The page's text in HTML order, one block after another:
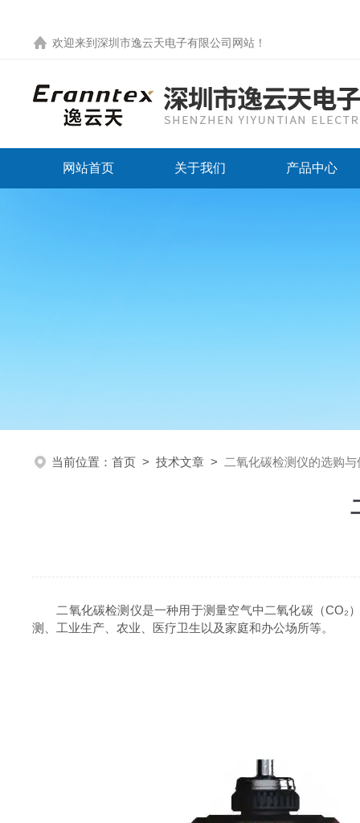
欢迎来到 深圳市逸云天电子有限公司网站 ！
网站首页 关于我们 产品中心
当前位置： 首页 > 技术文章 > 二氧化碳检测仪的选购
二氧化碳检测仪是一种用于测量空气中二氧化碳（CO₂
测、工业生产、农业、医疗卫生以及家庭和办公场所等。